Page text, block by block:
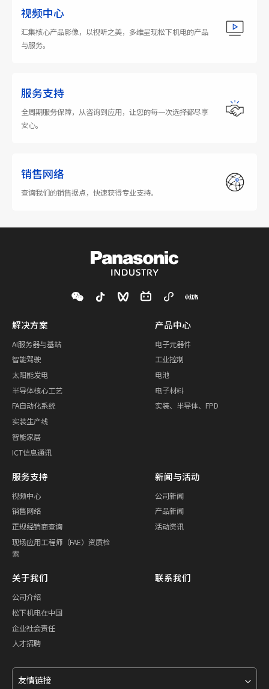
视频中心
汇集核心产品影像，以视听之美，多维呈现松下机电的产品
与服务。
服务支持
全周期服务保障，从咨询到应用，让您的每一次选择都尽享
安心。
销售网络
查询我们的销售据点，快速获得专业支持。
解决方案
AI服务器与基站
智能驾驶
太阳能发电
半导体核心工艺
FA自动化系统
实装生产线
智能家居
ICT信息通讯
产品中心
电子元器件
工业控制
电池
电子材料
实装、半导体、FPD
服务支持
视频中心
销售网络
正规经销商查询
现场应用工程师（FAE）资质检
索
新闻与活动
公司新闻
产品新闻
活动资讯
关于我们
公司介绍
松下机电在中国
企业社会责任
人才招聘
联系我们